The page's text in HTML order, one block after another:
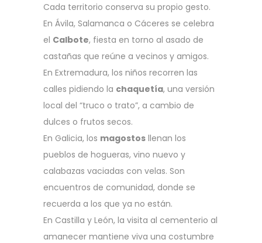
Cada territorio conserva su propio gesto.
En Ávila, Salamanca o Cáceres se celebra
el Calbote, fiesta en torno al asado de
castañas que reúne a vecinos y amigos.
En Extremadura, los niños recorren las
calles pidiendo la chaquetía, una versión
local del “truco o trato”, a cambio de
dulces o frutos secos.
En Galicia, los magostos llenan los
pueblos de hogueras, vino nuevo y
calabazas vaciadas con velas. Son
encuentros de comunidad, donde se
recuerda a los que ya no están.
En Castilla y León, la visita al cementerio al
amanecer mantiene viva una costumbre